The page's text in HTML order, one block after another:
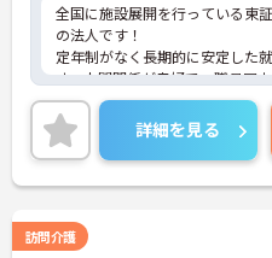
全国に施設展開を行っている東
の法人です！
定年制がなく長期的に安定した
す。人間関係が良好で、職員同
根付いています。
ご興味のある方には、面接対策ポ
に詳細をご案内しますのでお気
い！
詳細を見る
訪問介護